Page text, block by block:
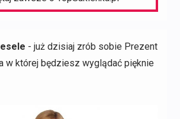
- już dzisiaj zrób sobie Prezent
w której będziesz wyglądać pięknie